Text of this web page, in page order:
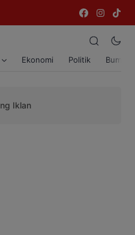
Ekonomi Politik Bumi